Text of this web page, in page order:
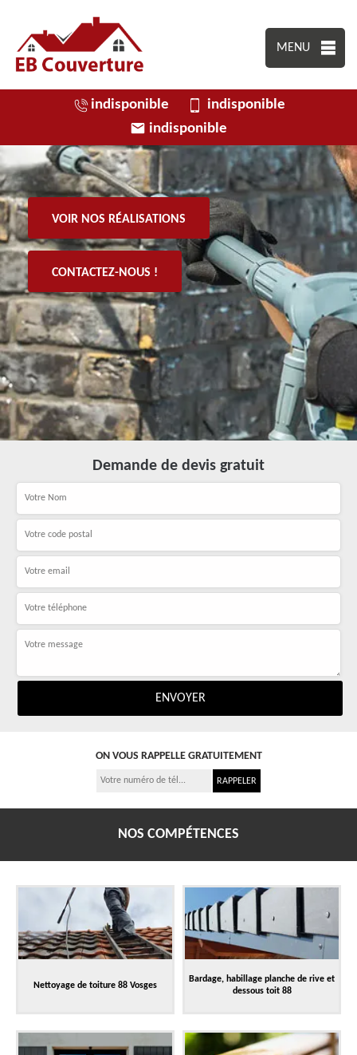
MENU
indisponible
indisponible
indisponible
VOIR NOS RÉALISATIONS
CONTACTEZ-NOUS !
Demande de devis gratuit
ON VOUS RAPPELLE GRATUITEMENT
NOS COMPÉTENCES
Nettoyage de toiture 88 Vosges
Bardage, habillage planche de rive et
dessous toit 88